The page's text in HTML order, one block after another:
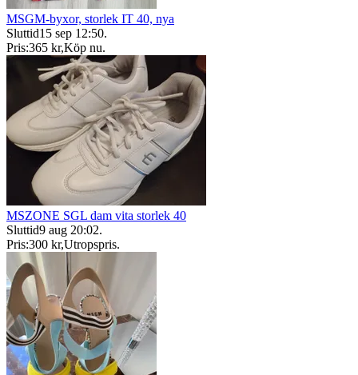
MSGM-byxor, storlek IT 40, nya
Sluttid15 sep 12:50.
Pris:365 kr,Köp nu.
MSZONE SGL dam vita storlek 40
Sluttid9 aug 20:02.
Pris:300 kr,Utropspris.